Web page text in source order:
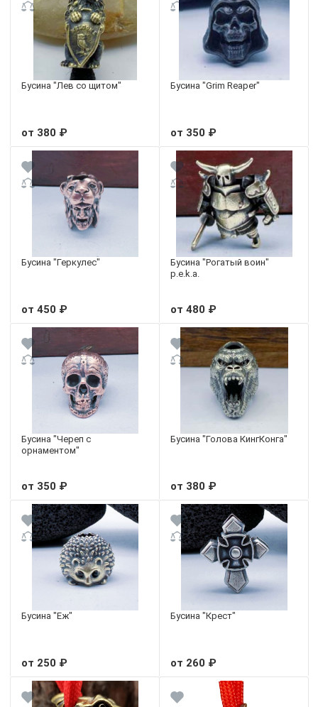
Бусина "Лев со щитом"
от 380 ₽
Бусина "Grim Reaper"
от 350 ₽
Бусина "Геркулес"
от 450 ₽
Бусина "Рогатый воин"
p.e.k.a.
от 480 ₽
Бусина "Череп с
орнаментом"
от 350 ₽
Бусина "Голова КингКонга"
от 380 ₽
Бусина "Еж"
от 250 ₽
Бусина "Крест"
от 260 ₽